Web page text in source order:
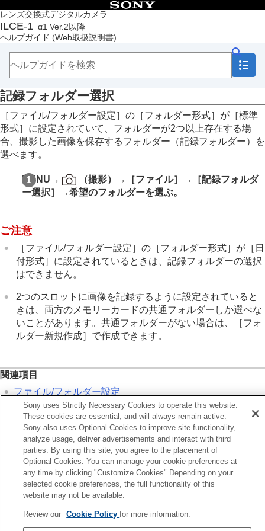
レンズ交換式デジタルカメラ
ILCE-1 α1 Ver.2以降
ヘルプガイド (Web取扱説明書)
目次
トップページ
ヘルプガイドの使いかた
本体と付属品を確認する
本機の基本操作
準備/基本的な撮影
MENU一覧から機能を探す
撮影機能を活用する
カメラをカスタマイズする
再生する
メモリーカードの設定
ファイルの設定
ファイル設定
IPTC情報
著作権情報
シリアル番号書き込み
ネットワークの設定
ファインダー/モニターの設定
電力設定
USB設定
スマートフォンでできること
クラウドサービスを利用する
故障かな？と思ったら
記録フォルダー選択
［ファイル/フォルダー設定］ の ［フォルダー形式］ が ［標準
形式］ に設定されていて、フォルダーが2つ以上存在する場
合、撮影した画像を保存するフォルダー（記録フォルダー）を
選べます。
MENU → （撮影）→ ［ファイル］ →
［記録フォルダ
ー選択］
→希望のフォルダーを選ぶ。
ご注意
［ファイル/フォルダー設定］の ［フォルダー形式］ が ［日
付形式］ に設定されているときは、記録フォルダーの選択
はできません。
2つのスロットに画像を記録するように設定されていると
きは、両方のメモリーカードの共通フォルダーしか選べな
いことがあります。共通フォルダーがない場合は、
［フォ
ルダー新規作成］ で作成できます。
関連項目
ファイル/フォルダー設定
フォルダー新規作成
イル/フォルダー設定
次へ
フォルダー新規
お使いのカメラの本体ソフトウェアがVer.2.00未満の場合は下記URLの
ヘルプガイドをご覧ください。
Sony uses Strictly Necessary Cookies to operate this website.
These cookies are essential, and will always remain active.
Sony also uses Optional Cookies to improve site functionality,
analyze usage, deliver advertisements and interact with third
parties. By using this site, you agree to the placement of
Optional Cookies. You can manage your cookie preferences at
any time by clicking "Customize Cookies" Depending on your
selected cookie preferences, the full functionality of this
website may not be available.
Review our Cookie Policyfor more information.